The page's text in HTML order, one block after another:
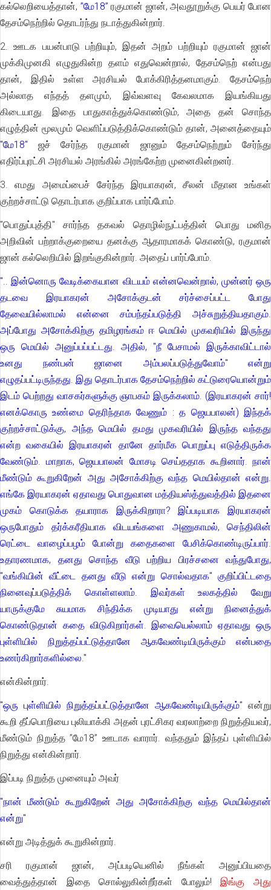
கல்லெறியைத்தான், ”மே18” ரகுமான் ஜான், அவதூறுக்கு பெயர் போன
தேசம்நெற்றில் தொடர்ந்து நடாத்துகின்றார்.
2. ஊடக பயன்பாடு பற்றியும், இதன் அறம் பற்றியும் ரகுமான் ஜான்
முக்கிமுனகி எழுதுகின்ற தளம் எதுவென்றால், தேசம்நெற் என்பது
தான், இதில் உள்ள அரசியல் போக்கிரித்தனமாகும். தேசம்நெற்
அல்லாத எந்தத் தளமும், இவ்வளவு கேவலமாக இயங்கியது
கிடையாது. இதை பாதுகாத்துக்கொண்டும், அதை தன் சொந்த
எழுத்தின் மூலமும் வெளிப்படுத்திக்கொண்டும் தான், அனைத்தையும்
"மே18" ஜச் சேர்ந்த ரகுமான் ஜானும் தேசம்நெற்றும் சேர்ந்து
எதிர்ப்புரட்சி அரசியல் அரங்கில் அரங்கேற்ற முனைகின்றனர்.
3. எமது அமைப்பைச் சேர்ந்த இரயாகரன், சீலன் மீதான உங்கள்
குற்றச்சாட்டு தொடர்பாக குறிப்பாக பார்ப்போம்.
"பொதுப்புத்தி" சார்ந்த தகவல் தொழில்நுட்பத்தின் பொது மனித
அறிவின் பற்றாக்குறையை தனக்கு ஆதாரமாகக் கொண்டு, ரகுமான்
ஜான் கல்லெறியில் இறங்குகின்றார். அதைப் பார்ப்போம்.
".. இன்னொரு வேடிக்கையான விடயம் என்னவென்றால், முன்னர் ஒரு
தடவை இரயாகரன் அசோக்குடன் சர்ச்சைப்பட்ட போது
தேவையில்லாமல் என்னை சம்பந்தப்படுத்தி அச்சுறுத்தியதாகும்.
அப்போது அசோக்கிற்கு தமிழரங்கம் ஈ மெயில் முகவரியில் இருந்து
ஒரு மெயில் அனுப்பப்பட்டது. அதில், "நீ பேசாமல் இருக்காவிட்டால்
உனது நண்பன் ஜானை அம்பலப்படுத்துவோம்" என்று
எழுதப்பட்டிருந்தது. இது தொடர்பாக தேசம்நெற்றில் கட்டுரையொன்றும்
இடம் பெற்றது வாசகர்களுக்கு ஞாபகம் இருக்கலாம். (இரயாகரன் சார்!
எனக்கொரு உண்மை தெரிந்தாக வேணும் : த ஜெயபாலன்) இந்தக்
குற்றச்சாட்டுக்கு, அந்த மெயில் தமது முகவரியில் இருந்த வந்தது
என்ற வகையில் இரயாகரன் தானே தார்மீக பொறுப்பு எடுத்திருக்க
வேண்டும். மாறாக, ஜெயபாலன் மோசடி செய்ததாக கூறினார். நான்
மீண்டும் கூறுகிறேன் அது அசோக்கிற்கு வந்த மெயில்தான் என்று.
எங்கே இரயாகரன் ஏதாவது பொதுவான மத்தியஸ்த்துவத்தில் இதனை
முகம் கொடுக்க தயாராக இருக்கிறாரா? இப்படியாக இரயாகரன்
ஒருபோதும் தர்க்கரீதியாக விடயங்களை அணுகாமல், செந்திலின்
ரெட்டை வாழைப்பழம் போன்று கதைகளை பேசிக்கொண்டிருப்பார்.
உதாரணமாக, தனது சொந்த வீடு பற்றிய பிரச்சனை வந்துபோது,
"வங்கியின் வீட்டை தனது வீடு என்று சொல்வதாக" குறிப்பிட்டதை
நினைவுப்படுத்திக் கொள்ளலாம். இவர்கள் உலகத்தில் வேறு
யாருக்குமே சுயமாக சிந்திக்க முடியாது என்று நினைத்துக்
கொண்டுதான் கதை விடுகிறார்கள். இவையெல்லாம் ஏதாவது ஒரு
புள்ளியில் நிறுத்தப்பட்டுத்தானே ஆகவேண்டியிருக்கும் என்பதை
உணர்கிறார்களில்லை."
என்கின்றார்.
"ஒரு புள்ளியில் நிறுத்தப்பட்டுத்தானே ஆகவேண்டியிருக்கும்" என்று
கூறி தீப்பொறியை புலியாக்கி அதன் புரட்சிகர வரலாற்றை நிறுத்தியவர்,
மீண்டும் நிறுத்த ”மே18” ஊடாக வாரார். வந்ததும் இந்தப் புள்ளியில்
நிறுத்து என்கின்றார்.
இப்படி நிறுத்த முனையும் அவர்
"நான் மீண்டும் கூறுகிறேன் அது அசோக்கிற்கு வந்த மெயில்தான்
என்று"
என்று அடித்துக் கூறுகின்றார்.
சரி ரகுமான் ஜான், அப்படியெனில் நீங்கள் அனுப்பியதை
வைத்துத்தான் இதை சொல்லுகின்றீர்கள் போலும்!இங்கு அது